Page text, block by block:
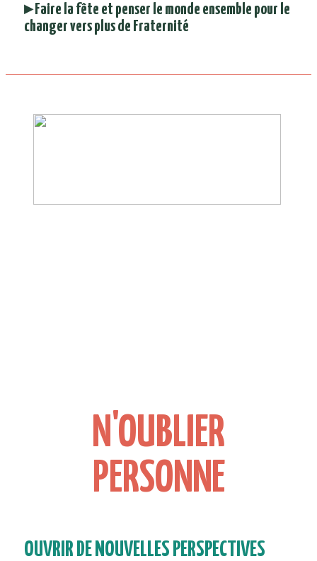
▸ Faire la fête et penser le monde ensemble pour le
changer vers plus de Fraternité
N'OUBLIER
PERSONNE
OUVRIR DE NOUVELLES PERSPECTIVES